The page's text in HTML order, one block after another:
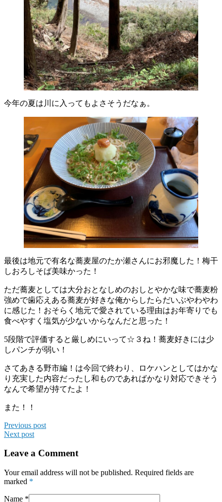
今年の夏は川に入ってもよさそうだなぁ。
最後は地元で有名な蕎麦屋のたか瀬さんにお邪魔した！梅干
しおろしそば美味かった！
ただ蕎麦としては大分おとなしめのおしとやかな味で蕎麦粉
強めで歯応えある蕎麦が好きな俺からしたらだいぶやわやわ
に感じた！おそらく地元で愛されている理由はお年寄りでも
食べやすく塩気が少ないからなんだと思った！
5段階で評価すると厳しめにいって☆３ね！蕎麦好きには少
しパンチが弱い！
さてあきる野市編！は今回で終わり、ロケハンとしてはかな
り充実した内容だったし和ものであればかなり対応できそう
なんで希望が持てたよ！
また！！
Previous post
Next post
Leave a Comment
Your email address will not be published. Required fields are
marked *
Name *